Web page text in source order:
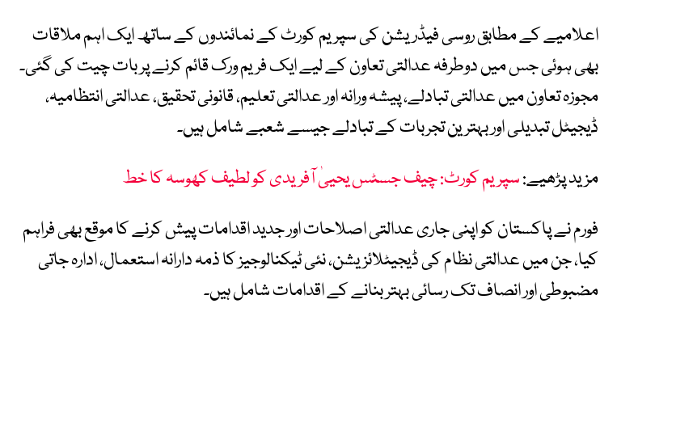
اعلامیے کے مطابق روسی فیڈریشن کی سپریم کورٹ کے نمائندوں کے ساتھ ایک اہم ملاقات
بھی ہوئی جس میں دوطرفہ عدالتی تعاون کے لیے ایک فریم ورک قائم کرنے پر بات چیت کی گئی۔
مجوزہ تعاون میں عدالتی تبادلے، پیشہ ورانہ اور عدالتی تعلیم، قانونی تحقیق، عدالتی انتظامیہ،
ڈیجیٹل تبدیلی اور بہترین تجربات کے تبادلے جیسے شعبے شامل ہیں۔
مزید پڑھیے:سپریم کورٹ: چیف جسٹس یحییٰ آفریدی کو لطیف کھوسہ کا خط
فورم نے پاکستان کو اپنی جاری عدالتی اصلاحات اور جدید اقدامات پیش کرنے کا موقع بھی فراہم
کیا، جن میں عدالتی نظام کی ڈیجیٹلائزیشن، نئی ٹیکنالوجیز کا ذمہ دارانہ استعمال، ادارہ جاتی
مضبوطی اور انصاف تک رسائی بہتر بنانے کے اقدامات شامل ہیں۔